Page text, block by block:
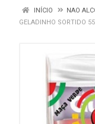
INÍCIO NAO
GELADINHO SORTIDO